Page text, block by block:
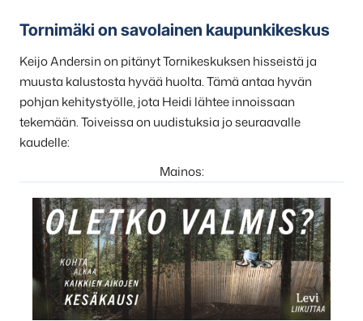
Tornimäki on savolainen kaupunkikeskus
Keijo Andersin on pitänyt Tornikeskuksen hisseistä ja
muusta kalustosta hyvää huolta. Tämä antaa hyvän
pohjan kehitystyölle, jota Heidi lähtee innoissaan
tekemään. Toiveissa on uudistuksia jo seuraavalle
kaudelle:
Mainos: